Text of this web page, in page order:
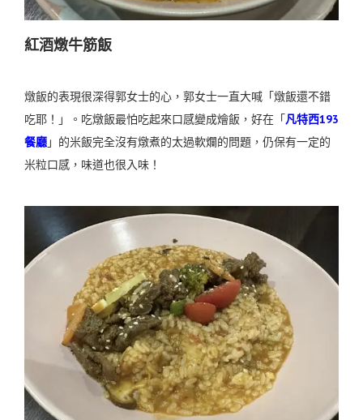
紅酒燉牛筋飯
燉飯的表現很深得郭女士的心，郭女士一直大喊「燉飯還不錯
吃耶！」。吃燉飯最怕吃起來口感變成燴飯，好在「凡特西193
餐廳」的米飯完全沒有燉煮的太過軟爛的問題，仍保有一定的
米粒口感，味道也很入味！